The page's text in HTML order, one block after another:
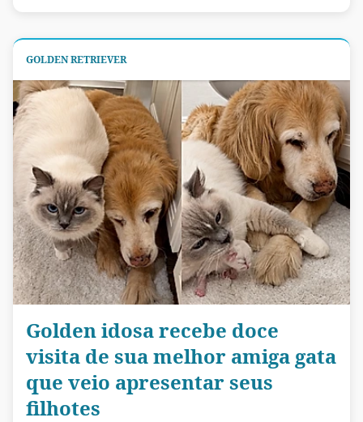
GOLDEN RETRIEVER
Golden idosa recebe doce
visita de sua melhor amiga gata
que veio apresentar seus
filhotes